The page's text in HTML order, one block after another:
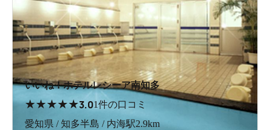
いいね！ホテルレシーア南知多
★★★★★3.01件の口コミ
愛知県 / 知多半島 / 内海駅2.9km